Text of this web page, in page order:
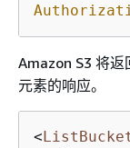
Amazon S3 将返
元素的响应。
<